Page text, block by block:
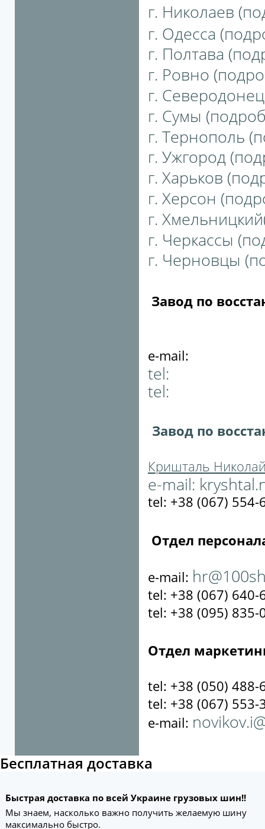
г. Николаев
г. Одесса
г. Полтава
г. Ровно
г.
г. Сумы
г. Тернополь
г. Ужгород
г. Харьков
г. Херсон
г.
г. Черкассы
г. Черновцы
Завод по
e-mail:
tel:
tel:
Завод по
Кришталь
e-mail:
tel: +38 (067) 554-
Отдел
e-mail:
tel: +38 (067) 640-
tel: +38 (095) 835-
Отдел
tel: +38 (050) 488-
tel: +38 (067) 553-
e-mail:
Бесплатная доставка
Быстрая доставка по всей Украине грузовых шин!!
Мы знаем, насколько важно получить желаемую шину
максимально быстро.